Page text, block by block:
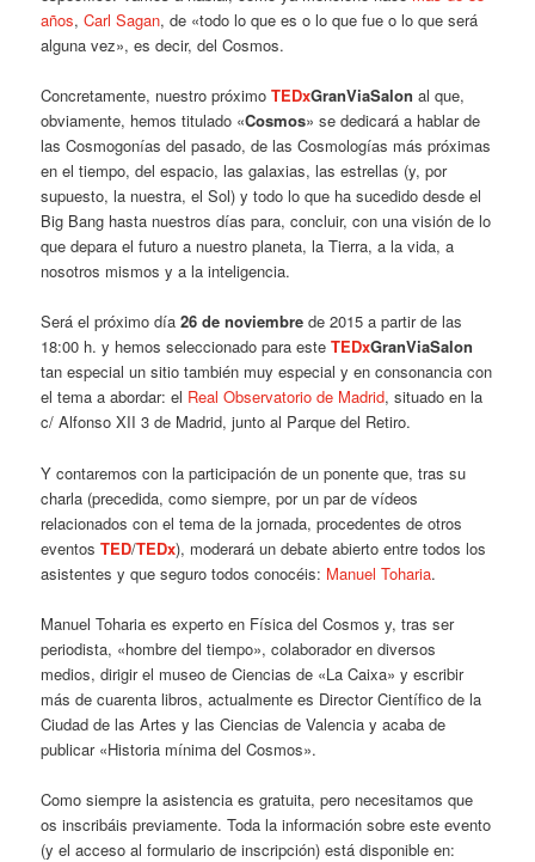
años,Carl Sagan, de «todo lo que es o lo que fue o lo que será
alguna vez», es decir, del Cosmos.
Concretamente, nuestro próximoTEDxGranViaSalon al que,
obviamente, hemos titulado «Cosmos» se dedicará a hablar de
las Cosmogonías del pasado, de las Cosmologías más próximas
en el tiempo, del espacio, las galaxias, las estrellas (y, por
supuesto, la nuestra, el Sol) y todo lo que ha sucedido desde el
Big Bang hasta nuestros días para, concluir, con una visión de lo
que depara el futuro a nuestro planeta, la Tierra, a la vida, a
nosotros mismos y a la inteligencia.
Será el próximo día26 de noviembre de 2015 a partir de las
18:00 h. y hemos seleccionado para esteTEDxGranViaSalon
tan especial un sitio también muy especial y en consonancia con
el tema a abordar: el Real Observatorio de Madrid, situado en la
c/ Alfonso XII 3 de Madrid, junto al Parque del Retiro.
Y contaremos con la participación de un ponente que, tras su
charla (precedida, como siempre, por un par de vídeos
relacionados con el tema de la jornada, procedentes de otros
eventosTED/TEDx), moderará un debate abierto entre todos los
asistentes y que seguro todos conocéis: Manuel Toharia.
Manuel Toharia es experto en Física del Cosmos y, tras ser
periodista, «hombre del tiempo», colaborador en diversos
medios, dirigir el museo de Ciencias de «La Caixa» y escribir
más de cuarenta libros, actualmente es Director Científico de la
Ciudad de las Artes y las Ciencias de Valencia y acaba de
publicar «Historia mínima del Cosmos».
Como siempre la asistencia es gratuita, pero necesitamos que
os inscribáis previamente. Toda la información sobre este evento
(y el acceso al formulario de inscripción) está disponible en: